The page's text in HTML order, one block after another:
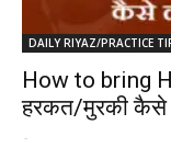
DAILY RIYAZ/PRACTICE
How to bring
हरकत/मुरकी कैसे
-